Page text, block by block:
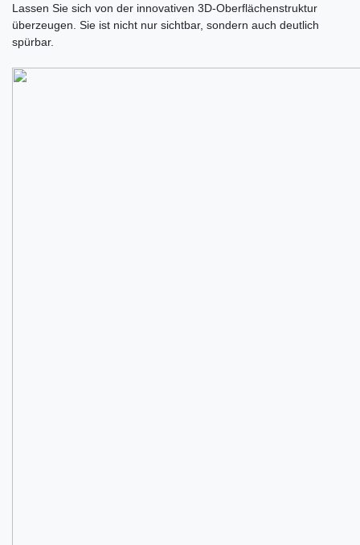
Lassen Sie sich von der innovativen 3D-Oberflächenstruktur
überzeugen. Sie ist nicht nur sichtbar, sondern auch deutlich
spürbar.